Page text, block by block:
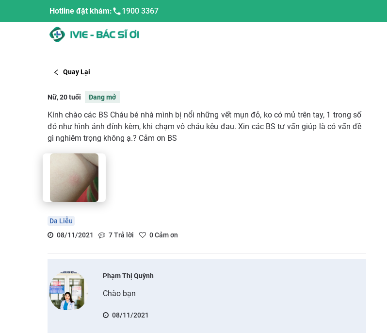
Hotline đặt khám: 1900 3367
Quay Lại
Nữ, 20 tuổi Đang mở
Kính chào các BS Cháu bé nhà mình bị nổi những vết mụn đỏ, ko có mủ trên tay, 1 trong số
đó như hình ảnh đính kèm, khi chạm vô cháu kêu đau. Xin các BS tư vấn giúp là có vấn đề
gì nghiêm trọng không ạ.? Cảm ơn BS
Da Liễu
08/11/2021
7Trả lời 0Cảm ơn
Phạm Thị Quỳnh
Chào bạn
08/11/2021